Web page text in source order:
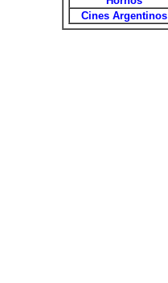
Cines Argentinos